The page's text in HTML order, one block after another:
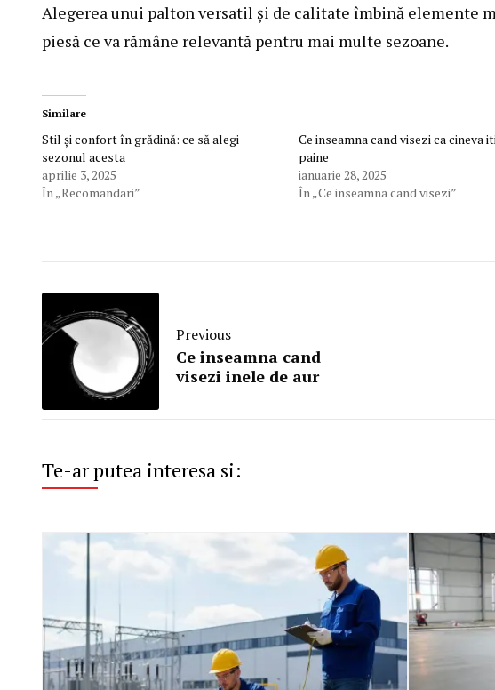
Alegerea unui palton versatil și de calitate îmbină elemente
piesă ce va rămâne relevantă pentru mai multe sezoane.
Similare
Stil și confort în grădină: ce să alegi
sezonul acesta
aprilie 3, 2025
În „Recomandari”
Ce inseamna cand visezi ca cineva
paine
ianuarie 28, 2025
În „Ce inseamna cand visezi”
Previous
Ce inseamna cand
visezi inele de aur
Te-ar putea interesa si: